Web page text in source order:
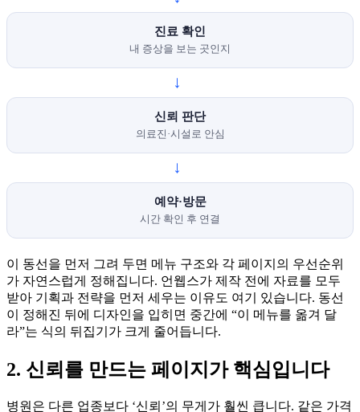
진료 확인
내 증상을 보는 곳인지
→
신뢰 판단
의료진·시설로 안심
→
예약·방문
시간 확인 후 연결
이 동선을 먼저 그려 두면 메뉴 구조와 각 페이지의 우선순위
가 자연스럽게 정해집니다. 언웹스가 제작 전에 자료를 모두
받아 기획과 전략을 먼저 세우는 이유도 여기 있습니다. 동선
이 정해진 뒤에 디자인을 입히면 중간에 “이 메뉴를 옮겨 달
라”는 식의 뒤집기가 크게 줄어듭니다.
2. 신뢰를 만드는 페이지가 핵심입니다
병원은 다른 업종보다 ‘신뢰’의 무게가 훨씬 큽니다. 같은 가격